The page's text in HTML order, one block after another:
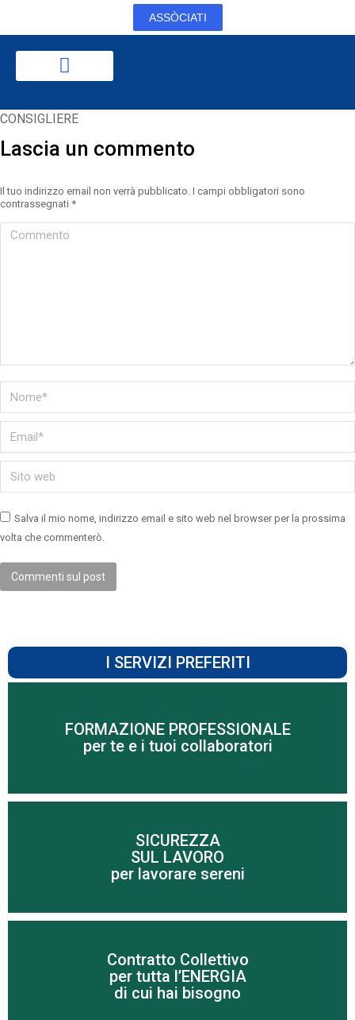
ASSÒCIATI
CONSIGLIERE
Lascia un commento
Il tuo indirizzo email non verrà pubblicato. I campi obbligatori sono
contrassegnati *
Commento
Nome *
Email *
Sito web
Salva il mio nome, indirizzo email e sito web nel browser per la prossima
volta che commenterò.
Commenti sul post
I SERVIZI PREFERITI
FORMAZIONE PROFESSIONALE
per te e i tuoi collaboratori
Scopri di più
SICUREZZA
SUL LAVORO
per lavorare sereni
Scopri di più
Contratto Collettivo
per tutta l’ENERGIA
di cui hai bisogno
Per risparmiare sui costi di energia elettrica e gas
Scopri di più